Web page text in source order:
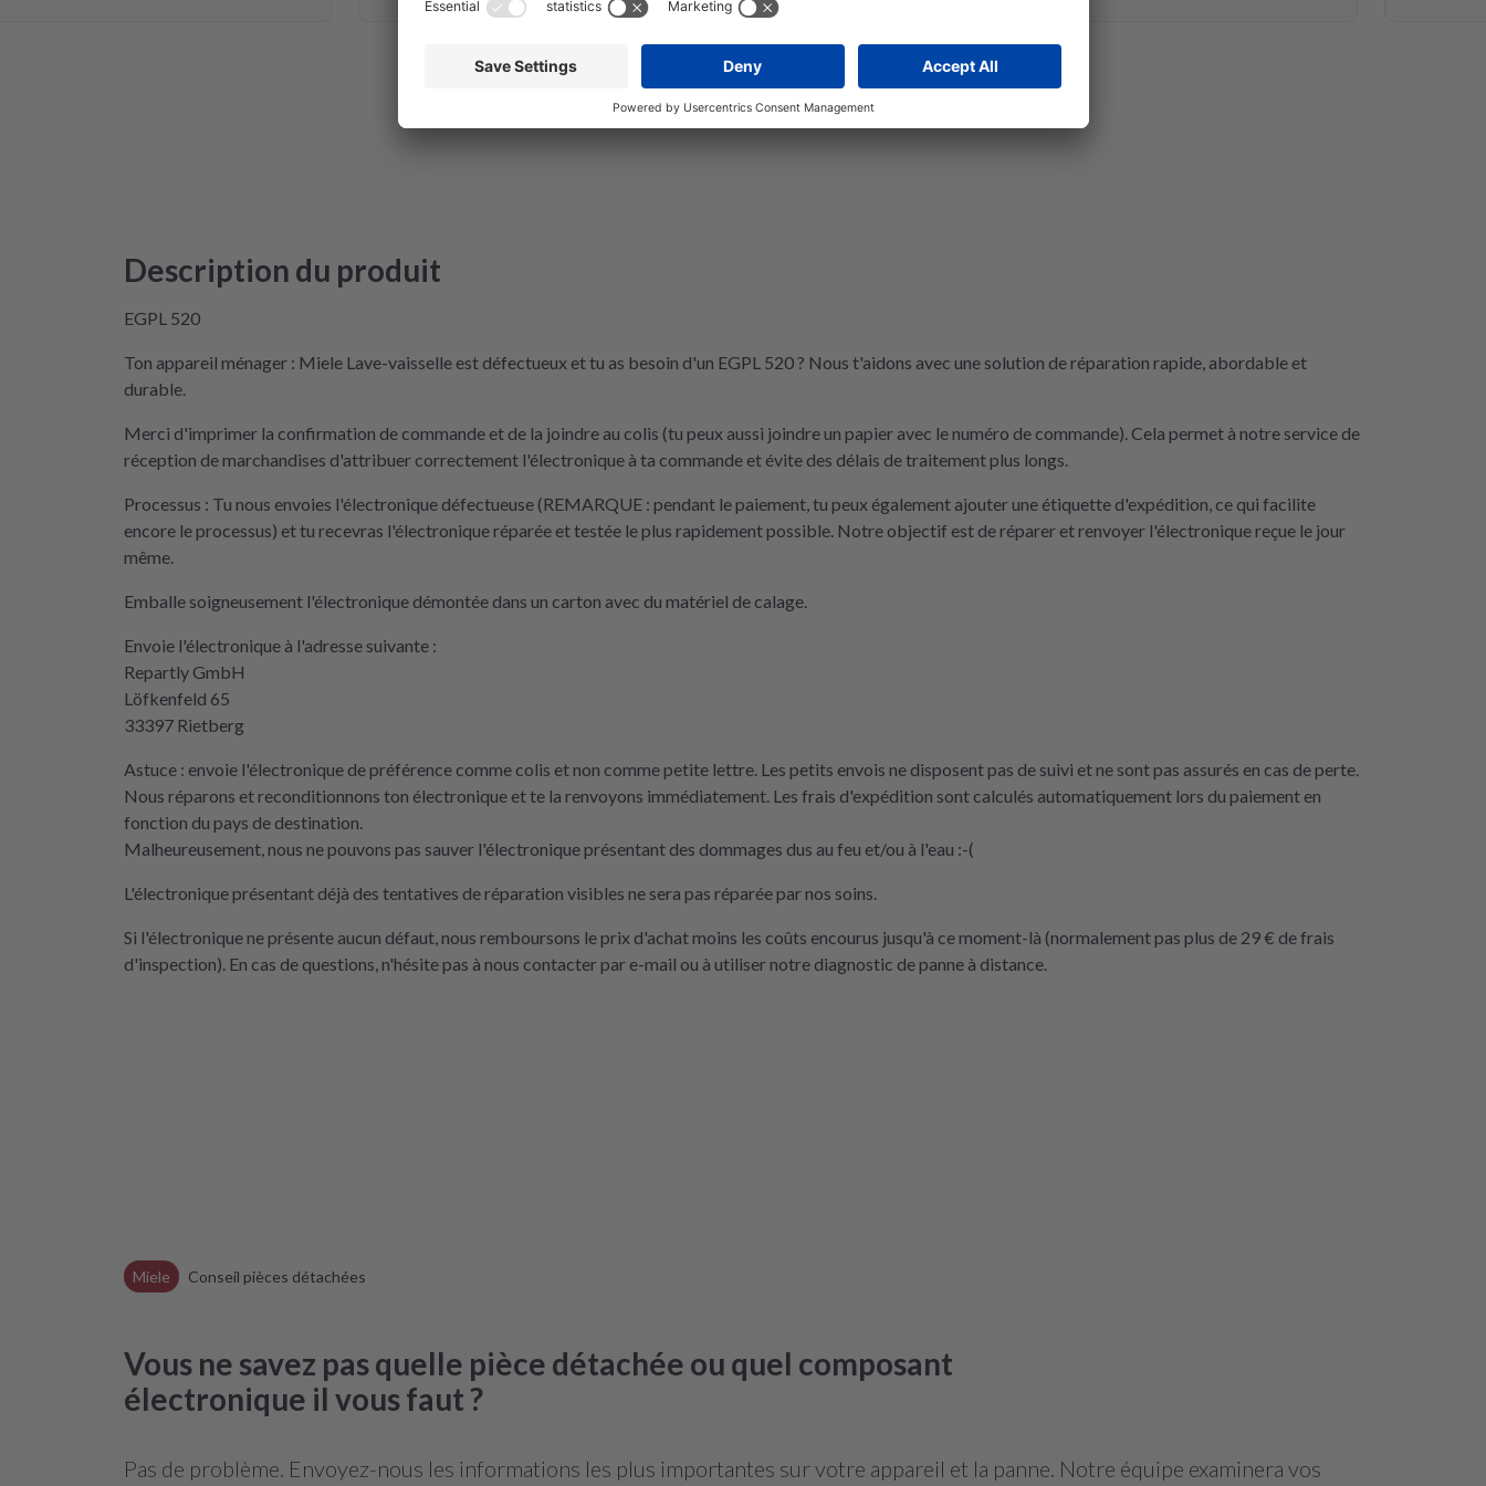
Description du produit
EGPL 520
Ton appareil ménager : Miele Lave-vaisselle est défectueux et tu as besoin d'un EGPL 520 ? Nous t'aidons avec une solution de réparation rapide, abordable et
durable.
Merci d'imprimer la confirmation de commande et de la joindre au colis (tu peux aussi joindre un papier avec le numéro de commande). Cela permet à notre service de
réception de marchandises d'attribuer correctement l'électronique à ta commande et évite des délais de traitement plus longs.
Processus : Tu nous envoies l'électronique défectueuse (REMARQUE : pendant le paiement, tu peux également ajouter une étiquette d'expédition, ce qui facilite
encore le processus) et tu recevras l'électronique réparée et testée le plus rapidement possible. Notre objectif est de réparer et renvoyer l'électronique reçue le jour
même.
Emballe soigneusement l'électronique démontée dans un carton avec du matériel de calage.
Envoie l'électronique à l'adresse suivante :
Repartly GmbH
Löfkenfeld 65
33397 Rietberg
Astuce : envoie l'électronique de préférence comme colis et non comme petite lettre. Les petits envois ne disposent pas de suivi et ne sont pas assurés en cas de perte.
Nous réparons et reconditionnons ton électronique et te la renvoyons immédiatement. Les frais d'expédition sont calculés automatiquement lors du paiement en
fonction du pays de destination.
Malheureusement, nous ne pouvons pas sauver l'électronique présentant des dommages dus au feu et/ou à l'eau :-(
L'électronique présentant déjà des tentatives de réparation visibles ne sera pas réparée par nos soins.
Si l'électronique ne présente aucun défaut, nous remboursons le prix d'achat moins les coûts encourus jusqu'à ce moment-là (normalement pas plus de 29 € de frais
d'inspection). En cas de questions, n'hésite pas à nous contacter par e-mail ou à utiliser notre diagnostic de panne à distance.
Miele Conseil pièces détachées
Vous ne savez pas quelle pièce détachée ou quel composant
électronique il vous faut ?
Pas de problème. Envoyez-nous les informations les plus importantes sur votre appareil et la panne. Notre équipe examinera vos